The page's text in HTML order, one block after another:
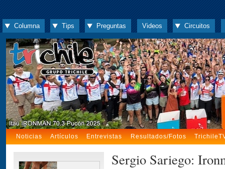
Columna Tips Preguntas Videos Circuitos
Noticias Artículos Entrevistas Resultados/Fotos
Sergio Sariego: